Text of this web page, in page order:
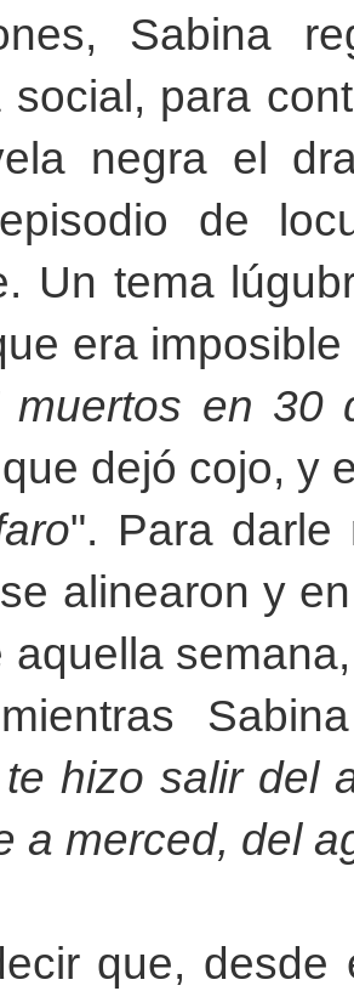
Sabina
social, para
negra el
de
Un tema
era
muertos en 30
dejó cojo, y
". Para darle
alinearon y
aquella
hizo salir del
a merced, del
que, desde